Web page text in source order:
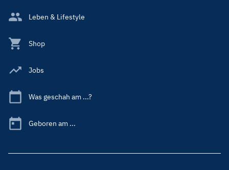
Leben & Lifestyle
Shop
Jobs
Was geschah am ...?
Geboren am ...